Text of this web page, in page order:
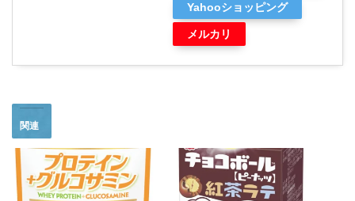
Yahooショッピング
メルカリ
関連